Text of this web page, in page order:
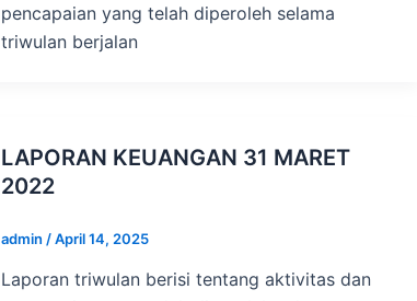
pencapaian yang telah diperoleh selama
triwulan berjalan
LAPORAN KEUANGAN 31 MARET
2022
admin /April 14, 2025
Laporan triwulan berisi tentang aktivitas dan